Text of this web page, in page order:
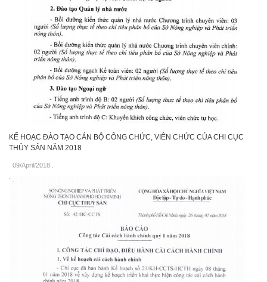
KẾ HOẠC ĐÀO TẠO CÁN BỘ CÔNG CHỨC, VIÊN CHỨC CỦA CHI CỤC
THỦY SẢN NĂM 2018
09/April/2018